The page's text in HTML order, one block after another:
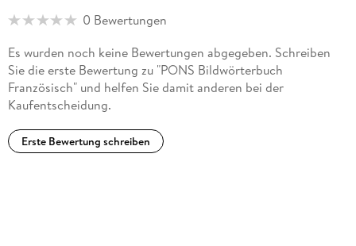
0 Bewertungen
Es wurden noch keine Bewertungen abgegeben. Schreiben
Sie die erste Bewertung zu "PONS Bildwörterbuch
Französisch" und helfen Sie damit anderen bei der
Kaufentscheidung.
Erste Bewertung schreiben